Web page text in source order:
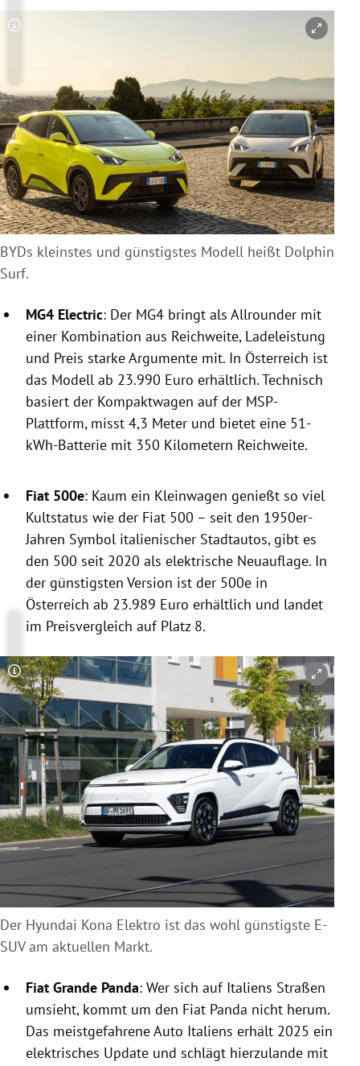
Copyright-Hinweis öffnen/schließen
BYDs kleinstes und günstigstes Modell heißt Dolphin
Surf.
MG4 Electric: Der MG4 bringt als Allrounder mit
einer Kombination aus Reichweite, Ladeleistung
und Preis starke Argumente mit. In Österreich ist
das Modell ab 23.990 Euro erhältlich. Technisch
basiert der Kompaktwagen auf der MSP-
Plattform, misst 4,3 Meter und bietet eine 51-
kWh-Batterie mit 350 Kilometern Reichweite.
Fiat 500e: Kaum ein Kleinwagen genießt so viel
Kultstatus wie der Fiat 500 – seit den 1950er-
Jahren Symbol italienischer Stadtautos, gibt es
den 500 seit 2020 als elektrische Neuauflage. In
der günstigsten Version ist der 500e in
Österreich ab 23.989 Euro erhältlich und landet
im Preisvergleich auf Platz 8.
Copyright-Hinweis öffnen/schließen
Der Hyundai Kona Elektro ist das wohl günstigste E-
SUV am aktuellen Markt.
Fiat Grande Panda: Wer sich auf Italiens Straßen
umsieht, kommt um den Fiat Panda nicht herum.
Das meistgefahrene Auto Italiens erhält 2025 ein
elektrisches Update und schlägt hierzulande mit